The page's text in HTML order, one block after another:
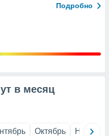
Подробно
в месяц
Октябрь Ноябрь